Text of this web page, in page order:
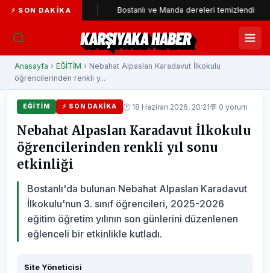
⚡ SON DAKIKA
katıldı Bostanlı ve Manda dereleri temizlendi
KARŞIYAKA HABER
Anasayfa › EĞİTİM › Nebahat Alpaslan Karadavut İlkokulu
öğrencilerinden renkli y...
EĞİTİM ⚡ SON DAKIKA 🕐 18 Haziran 2026, 20:21💬 0 yorum
Nebahat Alpaslan Karadavut İlkokulu
öğrencilerinden renkli yıl sonu
etkinliği
Bostanlı'da bulunan Nebahat Alpaslan Karadavut
İlkokulu'nun 3. sınıf öğrencileri, 2025-2026
eğitim öğretim yılının son günlerini düzenlenen
eğlenceli bir etkinlikle kutladı.
Site Yöneticisi